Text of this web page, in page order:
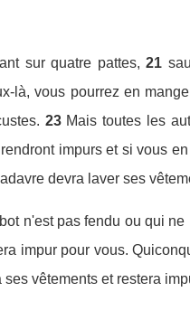
sur quatre pattes, 21
là, vous pourrez en
23 Mais toutes les
impurs et si vous
devra laver ses
n'est pas fendu ou qui
impur pour vous.
vêtements et restera